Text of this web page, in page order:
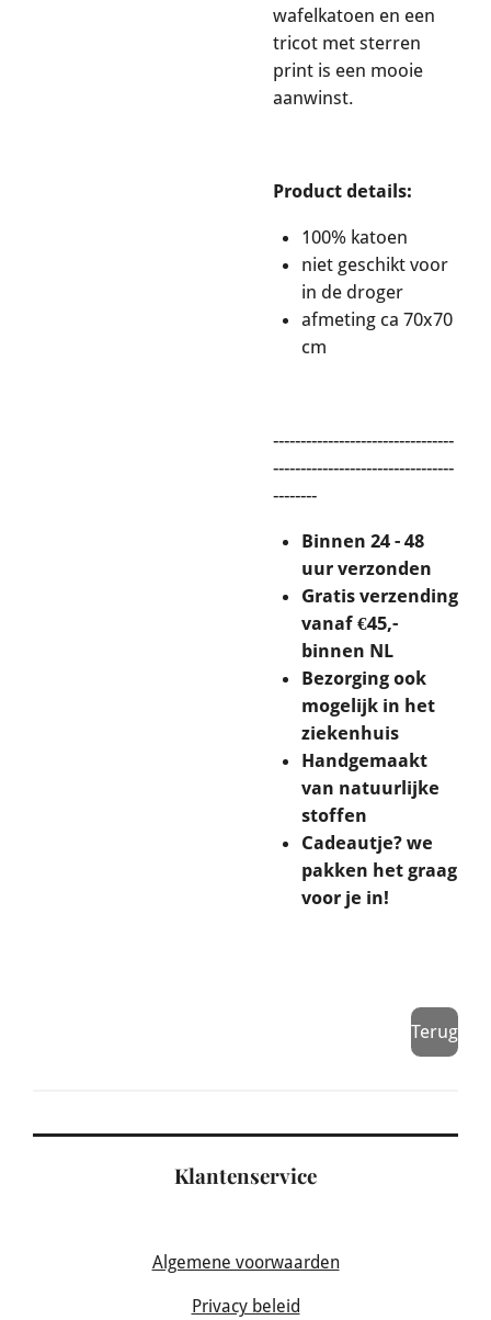
wafelkatoen en een
tricot met sterren
print is een mooie
aanwinst.
Product details:
100% katoen
niet geschikt voor
in de droger
afmeting ca 70x70
cm
---------------------------------
---------------------------------
--------
Binnen 24 - 48
uur verzonden
Gratis verzending
vanaf €45,-
binnen NL
Bezorging ook
mogelijk in het
ziekenhuis
Handgemaakt
van natuurlijke
stoffen
Cadeautje? we
pakken het graag
voor je in!
Terug
Klantenservice
Algemene voorwaarden
Privacy beleid